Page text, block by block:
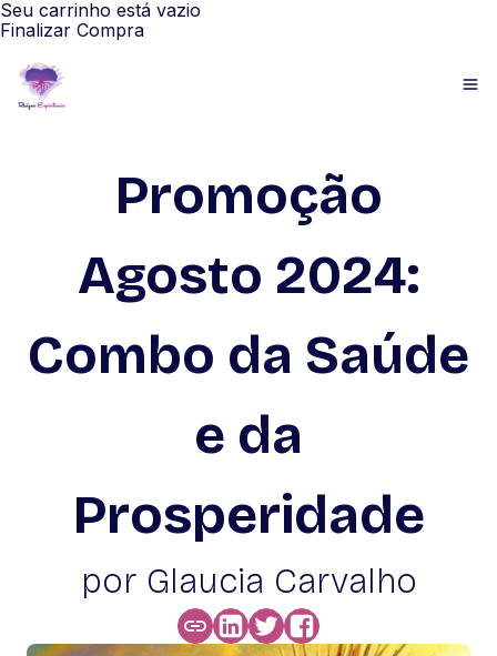
Seu carrinho está vazio
Finalizar Compra
Promoção
Agosto 2024:
Combo da Saúde
e da
Prosperidade
por Glaucia Carvalho